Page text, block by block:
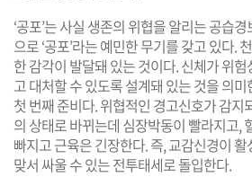
‘공포’는 사실 생존의 위협을 알리는 공습
으로 ‘공포’라는 예민한 무기를 갖고 있다.
한 감각이 발달돼 있는 것이다. 신체가 위
고 대처할 수 있도록 설계돼 있는 것을 의
첫 번째 준비다. 위협적인 경고신호가 감지
의 상태로 바뀌는데 심장박동이 빨라지고,
빠지고 근육은 긴장한다. 즉, 교감신경이
맞서 싸울 수 있는 전투태세로 돌입한다.